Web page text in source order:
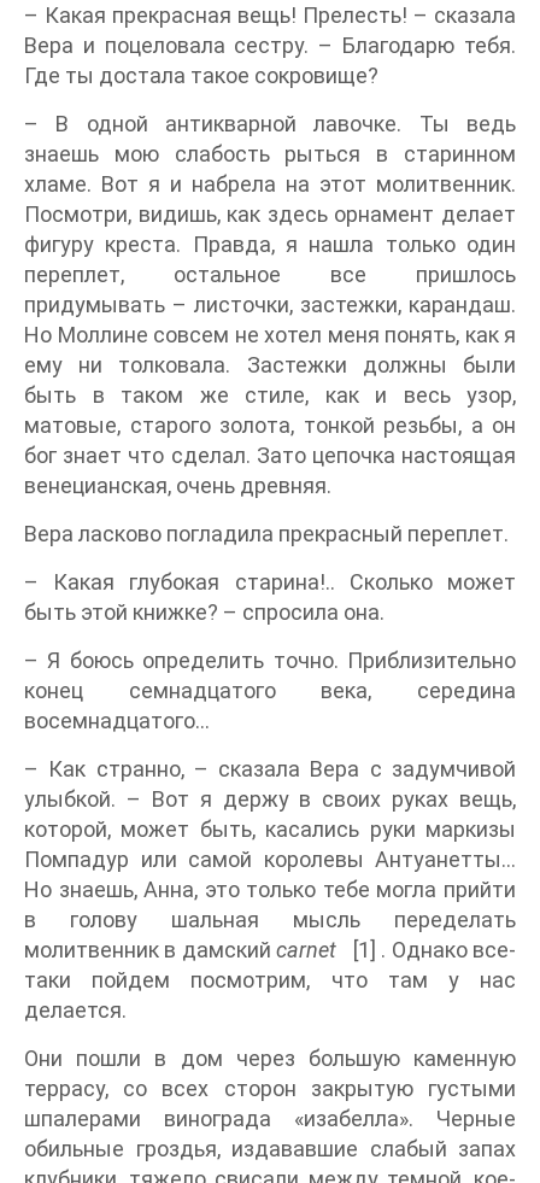
– Какая прекрасная вещь! Прелесть! – сказала
Вера и поцеловала сестру. – Благодарю тебя.
Где ты достала такое сокровище?
– В одной антикварной лавочке. Ты ведь
знаешь мою слабость рыться в старинном
хламе. Вот я и набрела на этот молитвенник.
Посмотри, видишь, как здесь орнамент делает
фигуру креста. Правда, я нашла только один
переплет, остальное все пришлось
придумывать – листочки, застежки, карандаш.
Но Моллине совсем не хотел меня понять, как я
ему ни толковала. Застежки должны были
быть в таком же стиле, как и весь узор,
матовые, старого золота, тонкой резьбы, а он
бог знает что сделал. Зато цепочка настоящая
венецианская, очень древняя.
Вера ласково погладила прекрасный переплет.
– Какая глубокая старина!.. Сколько может
быть этой книжке? – спросила она.
– Я боюсь определить точно. Приблизительно
конец семнадцатого века, середина
восемнадцатого…
– Как странно, – сказала Вера с задумчивой
улыбкой. – Вот я держу в своих руках вещь,
которой, может быть, касались руки маркизы
Помпадур или самой королевы Антуанетты…
Но знаешь, Анна, это только тебе могла прийти
в голову шальная мысль переделать
молитвенник в дамский carnet [1] . Однако все-
таки пойдем посмотрим, что там у нас
делается.
Они пошли в дом через большую каменную
террасу, со всех сторон закрытую густыми
шпалерами винограда «изабелла». Черные
обильные гроздья, издававшие слабый запах